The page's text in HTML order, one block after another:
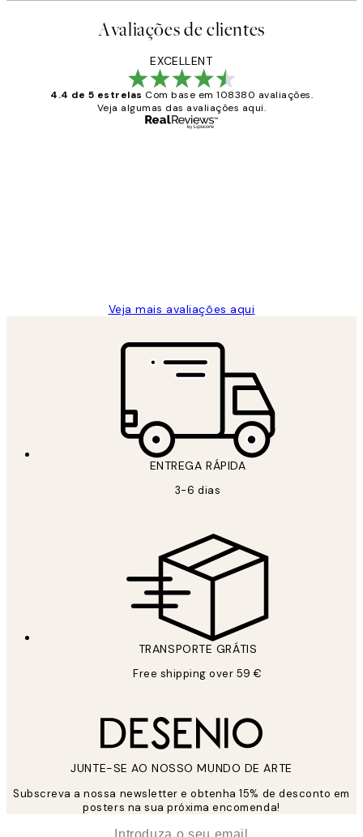
Avaliações de clientes
EXCELLENT
4.4 de 5 estrelas Com base em 108380 avaliações.
Veja algumas das avaliações aqui.
Veja mais avaliações aqui
ENTREGA RÁPIDA
3-6 dias
TRANSPORTE GRÁTIS
Free shipping over 59 €
JUNTE-SE AO NOSSO MUNDO DE ARTE
Subscreva a nossa newsletter e obtenha 15% de desconto em
posters na sua próxima encomenda!